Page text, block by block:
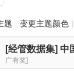
题 变更主题颜色
[经管数据集] 中
广有奖]